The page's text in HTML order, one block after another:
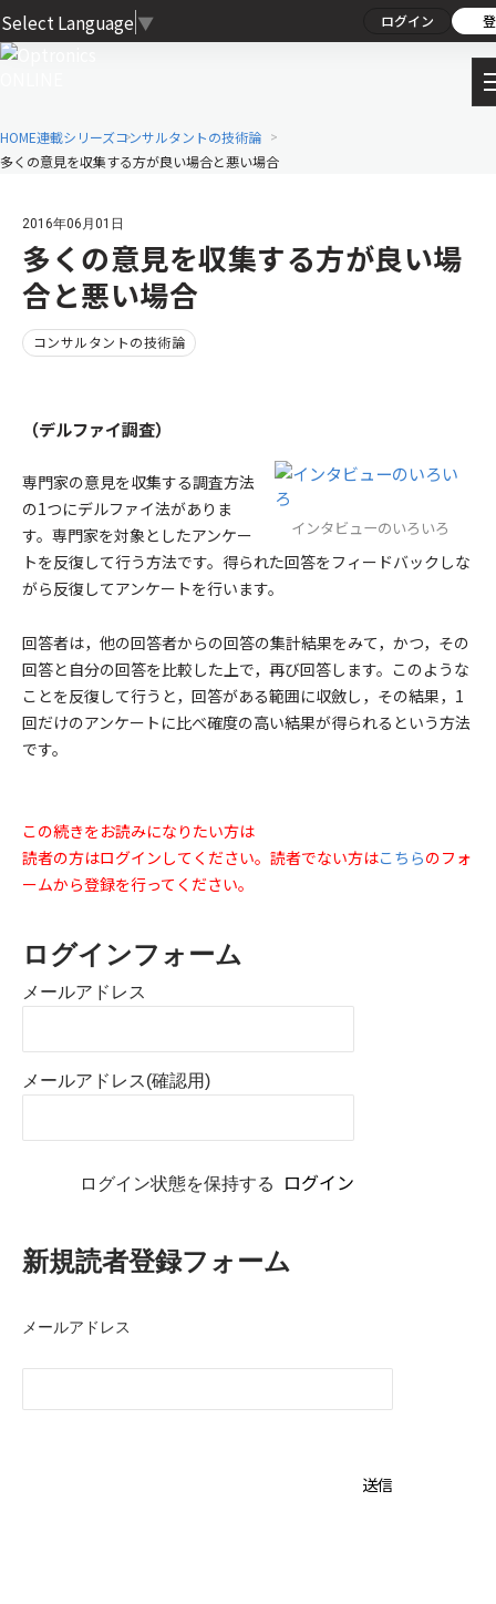
Select Language ▼ ログイン
HOME連載シリーズコンサルタントの技術論
多くの意見を収集する方が良い場合と悪い場合
2016年06月01日
多くの意見を収集する方が良い場
合と悪い場合
コンサルタントの技術論
（デルファイ調査）
インタビューのいろいろ
専門家の意見を収集する調査方法
の1つにデルファイ法がありま
す。専門家を対象としたアンケー
トを反復して行う方法です。得られた回答をフィードバックしな
がら反復してアンケートを行います。
回答者は，他の回答者からの回答の集計結果をみて，かつ，その
回答と自分の回答を比較した上で，再び回答します。このような
ことを反復して行うと，回答がある範囲に収斂し，その結果，1
回だけのアンケートに比べ確度の高い結果が得られるという方法
です。
この続きをお読みになりたい方は
読者の方はログインしてください。読者でない方はこちらのフォ
ームから登録を行ってください。
ログインフォーム
メールアドレス
メールアドレス(確認用)
ログイン状態を保持する
新規読者登録フォーム
メールアドレス